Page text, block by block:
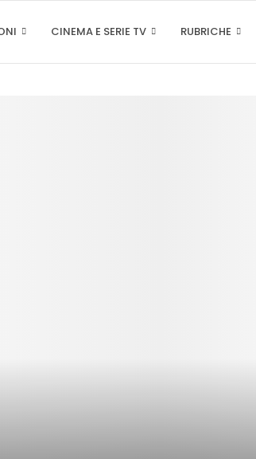
CINEMA E SERIE TV RUBRICHE